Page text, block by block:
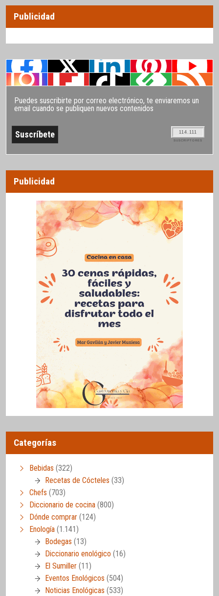
Publicidad
Puedes suscribirte por correo electrónico, te enviaremos un
email cuando se publiquen nuevos contenidos
114.111
SUSCRIPTORES
Publicidad
Categorías
Bebidas (322)
Recetas de Cócteles (33)
Chefs (703)
Diccionario de cocina (800)
Dónde comprar (124)
Enología (1.141)
Bodegas (13)
Diccionario enológico (16)
El Sumiller (11)
Eventos Enológicos (504)
Noticias Enológicas (533)